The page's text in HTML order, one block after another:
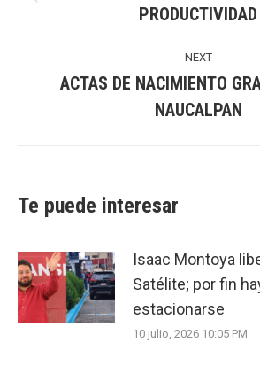
post:
PRODUCTIVIDAD
NEXT
post:
ACTAS DE NACIMIENTO
NAUCALPAN
Te puede interesar
Isaac Montoya
Satélite; por fin
estacionarse
10 julio, 2026 10:05 PM